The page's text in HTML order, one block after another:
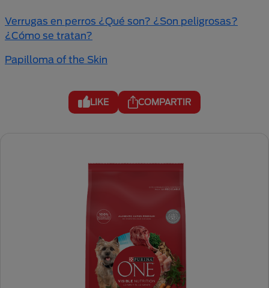
Verrugas en perros ¿Qué son? ¿Son peligrosas?
¿Cómo se tratan?
Papilloma of the Skin
LIKE COMPARTIR